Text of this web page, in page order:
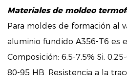
Materiales de moldeo
Para moldes de formación al
aluminio fundido A356-T6 es
Composición: 6,5-7,5% Si,
80-95 HB. Resistencia a la